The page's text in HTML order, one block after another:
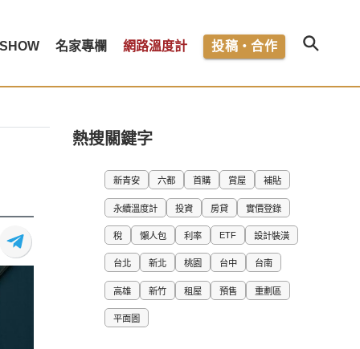
名家專欄 網路溫度計 投稿・合作
熱搜關鍵字
新青安 六都 首購 賞屋 補貼
永續溫度計 投資 房貸 實價登錄
稅 懶人包 利率 ETF 設計裝潢
台北 新北 桃園 台中 台南
高雄 新竹 租屋 預售 重劃區
平面圖